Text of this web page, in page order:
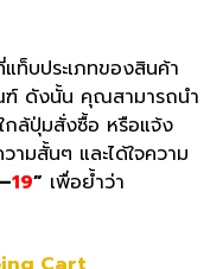
ท็บประเภทของสินค้า
ดังนั้น คุณสามารถนำ
กล้ปุ่มสั่งซื้อ หรือแจ้ง
ามสั้นๆ และได้ใจความ
–19” เพื่อย้ำว่า